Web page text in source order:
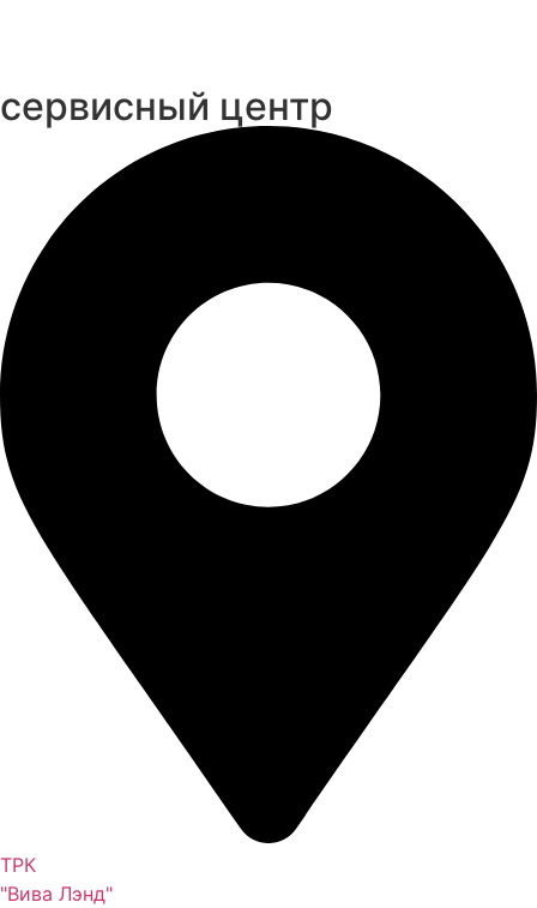
cервисный центр
ТРК
"Вива Лэнд"